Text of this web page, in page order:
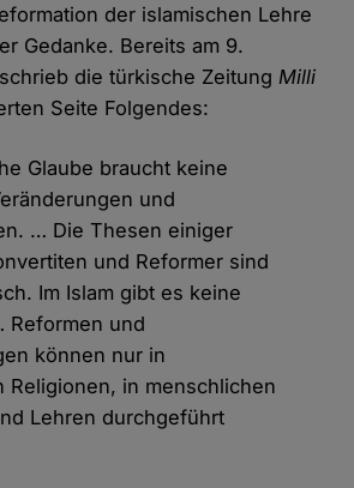
der islamischen Lehre
Gedanke. Bereits am 9.
die türkische ZeitungMilli
Seite Folgendes:
Glaube braucht keine
und
… Die Thesen einiger
und Reformer sind
Im Islam gibt es keine
Reformen und
können nur in
Religionen, in menschlichen
Lehren durchgeführt